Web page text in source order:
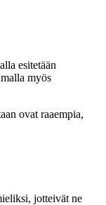
esitetään
myös
ovat raaempia,
jotteivät ne